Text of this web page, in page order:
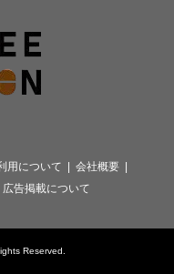
用について
会社概要
告掲載について
Reserved.